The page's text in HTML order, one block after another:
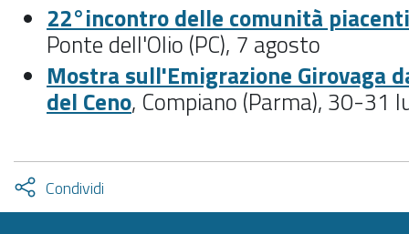
22°incontro delle comunità
Ponte dell'Olio (PC), 7 agosto
Mostra sull'Emigrazione Girovaga
del Ceno, Compiano (Parma), 30-31
Condividi
facebook
twitter
Attiva
condividi